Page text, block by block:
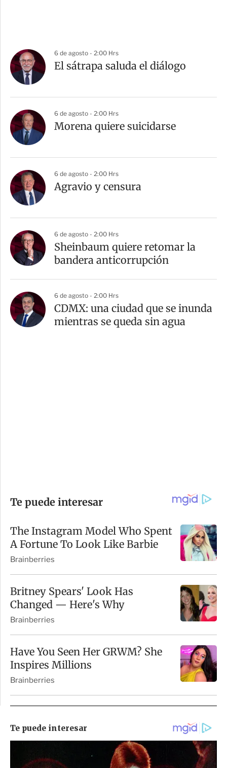
6 de agosto - 2:00 Hrs
El sátrapa saluda el diálogo
6 de agosto - 2:00 Hrs
Morena quiere suicidarse
6 de agosto - 2:00 Hrs
Agravio y censura
6 de agosto - 2:00 Hrs
Sheinbaum quiere retomar la
bandera anticorrupción
6 de agosto - 2:00 Hrs
CDMX: una ciudad que se inunda
mientras se queda sin agua